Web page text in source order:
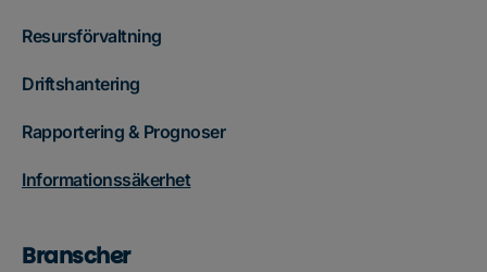
Resursförvaltning
Driftshantering
Rapportering & Prognoser
Informationssäkerhet
Branscher